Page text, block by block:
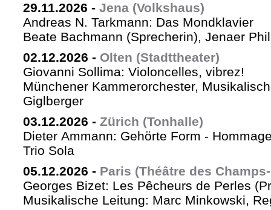
29.11.2026 - Jena (Volkshaus)
Andreas N. Tarkmann: Das Mondklavier
Beate Bachmann (Sprecherin), Jenaer
02.12.2026 - Olten (Stadttheater)
Giovanni Sollima: Violoncelles, vibrez!
Münchener Kammerorchester,
Giglberger
03.12.2026 - Zürich (Tonhalle)
Dieter Ammann: Gehörte Form -
Trio Sola
05.12.2026 - Paris (Théâtre des
Georges Bizet: Les Pêcheurs de Perles
Musikalische Leitung: Marc Minkowski,